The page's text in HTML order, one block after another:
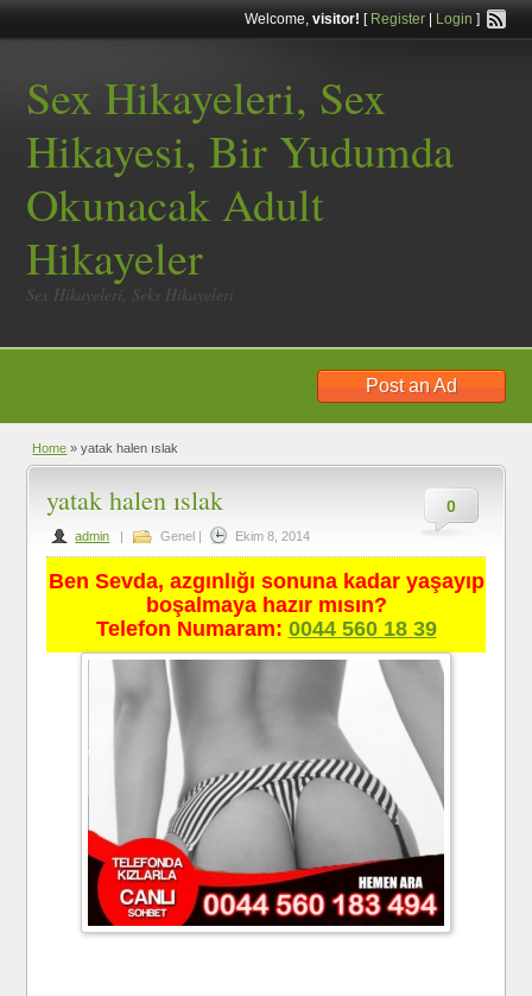
Welcome, visitor! [ Register| Login ]
Sex Hikayeleri, Sex
Hikayesi, Bir Yudumda
Okunacak Adult
Hikayeler
Sex Hikayeleri, Seks Hikayeleri
Post an Ad
Home » yatak halen ıslak
0
yatak halen ıslak
admin | Genel | Ekim 8, 2014
Ben Sevda, azgınlığı sonuna kadar yaşayıp
boşalmaya hazır mısın?
Telefon Numaram: 0044 560 18 39